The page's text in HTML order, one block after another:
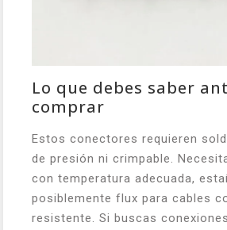
Lo que debes saber
comprar
Estos conectores requieren
de presión ni crimpable.
con temperatura adecuada,
posiblemente flux para cables
resistente. Si buscas